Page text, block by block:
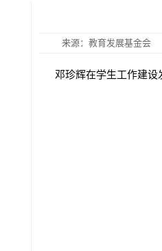
来源：教育发展基金会
邓珍辉在学生工作建设